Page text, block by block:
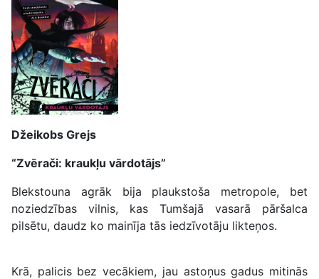
Džeikobs Grejs
“Zvērači: kraukļu vārdotājs”
Blekstouna agrāk bija plaukstoša metropole, bet
noziedzības vilnis, kas Tumšajā vasarā pāršalca
pilsētu, daudz ko mainīja tās iedzīvotāju likteņos.
Krā, palicis bez vecākiem, jau astoņus gadus mitinās